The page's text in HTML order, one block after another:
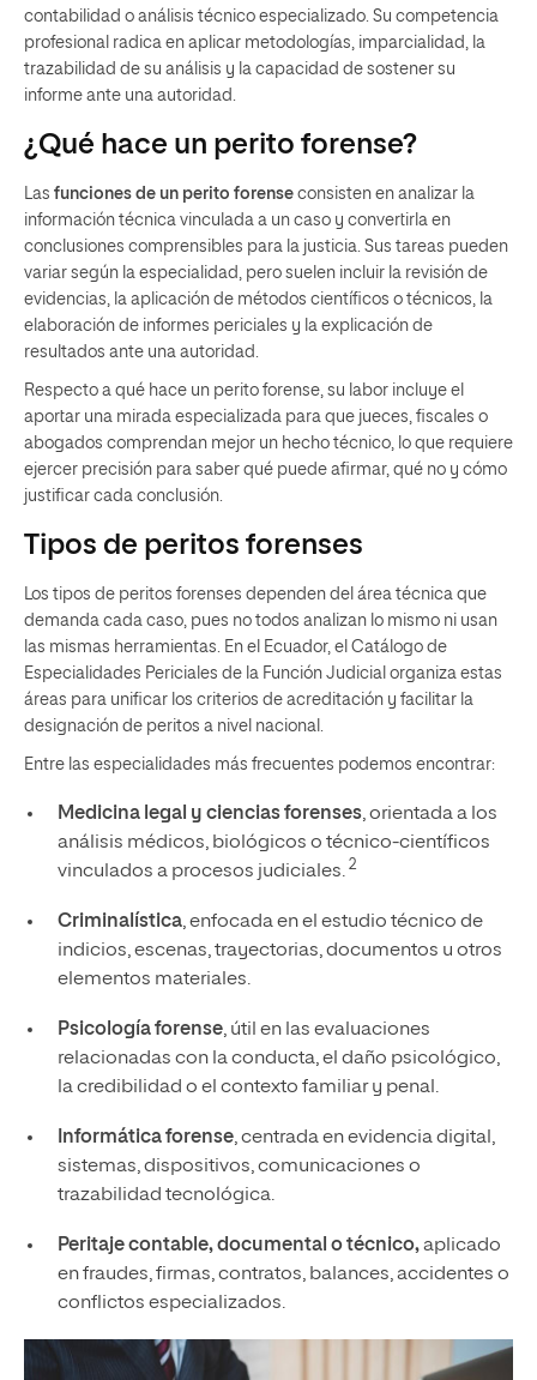
contabilidad o análisis técnico especializado. Su competencia
profesional radica en aplicar metodologías, imparcialidad, la
trazabilidad de su análisis y la capacidad de sostener su
informe ante una autoridad.
¿Qué hace un perito forense?
Las funciones de un perito forense consisten en analizar la
información técnica vinculada a un caso y convertirla en
conclusiones comprensibles para la justicia. Sus tareas pueden
variar según la especialidad, pero suelen incluir la revisión de
evidencias, la aplicación de métodos científicos o técnicos, la
elaboración de informes periciales y la explicación de
resultados ante una autoridad.
Respecto a qué hace un perito forense, su labor incluye el
aportar una mirada especializada para que jueces, fiscales o
abogados comprendan mejor un hecho técnico, lo que requiere
ejercer precisión para saber qué puede afirmar, qué no y cómo
justificar cada conclusión.
Tipos de peritos forenses
Los tipos de peritos forenses dependen del área técnica que
demanda cada caso, pues no todos analizan lo mismo ni usan
las mismas herramientas. En el Ecuador, el Catálogo de
Especialidades Periciales de la Función Judicial organiza estas
áreas para unificar los criterios de acreditación y facilitar la
designación de peritos a nivel nacional.
Entre las especialidades más frecuentes podemos encontrar:
Medicina legal y ciencias forenses, orientada a los
análisis médicos, biológicos o técnico-científicos
vinculados a procesos judiciales. 2
Criminalística, enfocada en el estudio técnico de
indicios, escenas, trayectorias, documentos u otros
elementos materiales.
Psicología forense, útil en las evaluaciones
relacionadas con la conducta, el daño psicológico,
la credibilidad o el contexto familiar y penal.
Informática forense, centrada en evidencia digital,
sistemas, dispositivos, comunicaciones o
trazabilidad tecnológica.
Peritaje contable, documental o técnico,aplicado
en fraudes, firmas, contratos, balances, accidentes o
conflictos especializados.